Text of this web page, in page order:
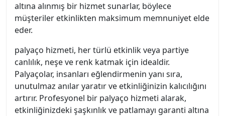
altına alınmış bir hizmet sunarlar, böylece
müşteriler etkinlikten maksimum memnuniyet elde
eder.
palyaço hizmeti, her türlü etkinlik veya partiye
canlılık, neşe ve renk katmak için idealdir.
Palyaçolar, insanları eğlendirmenin yanı sıra,
unutulmaz anılar yaratır ve etkinliğinizin kalıcılığını
artırır. Profesyonel bir palyaço hizmeti alarak,
etkinliğinizdeki şaşkınlık ve patlamayı garanti altına